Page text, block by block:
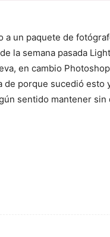
a un paquete de
la semana pasada
en cambio
de porque sucedió esto
sentido mantener sin